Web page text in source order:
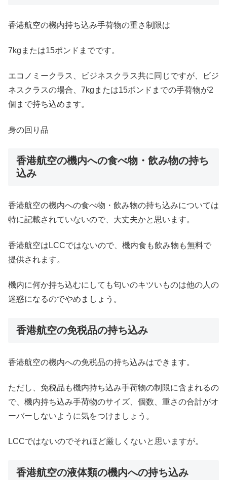
香港航空の機内持ち込み手荷物の重さ制限は
7kgまたは15ポンドまでです。
エコノミークラス、ビジネスクラス共に同じですが、ビジ
ネスクラスの場合、7kgまたは15ポンドまでの手荷物が2
個まで持ち込めます。
身の回り品
香港航空の機内への食べ物・飲み物の持ち
込み
香港航空の機内への食べ物・飲み物の持ち込みについては
特に記載されていないので、大丈夫かと思います。
香港航空はLCCではないので、機内食も飲み物も無料で
提供されます。
機内に何か持ち込むにしても匂いのキツいものは他の人の
迷惑になるのでやめましょう。
香港航空の免税品の持ち込み
香港航空の機内への免税品の持ち込みはできます。
ただし、免税品も機内持ち込み手荷物の制限に含まれるの
で、機内持ち込み手荷物のサイズ、個数、重さの合計がオ
ーバーしないように気をつけましょう。
LCCではないのでそれほど厳しくないと思いますが。
香港航空の液体類の機内への持ち込み